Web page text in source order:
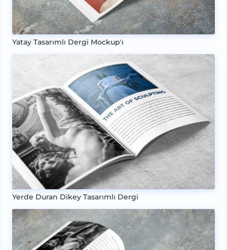
Yatay Tasarımlı Dergi Mockup'ı
Yerde Duran Dikey Tasarımlı Dergi